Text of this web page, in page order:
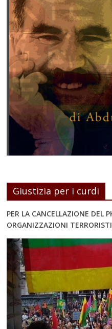
Giustizia per i curdi
PER LA CANCELLAZIONE DEL
ORGANIZZAZIONI